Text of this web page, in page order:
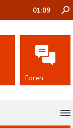
01:09
Foren